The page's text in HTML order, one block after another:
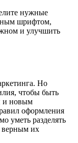
нужные
шрифтом,
и улучшить
Но
чтобы быть
и новым
оформления
уметь разделять
верным их